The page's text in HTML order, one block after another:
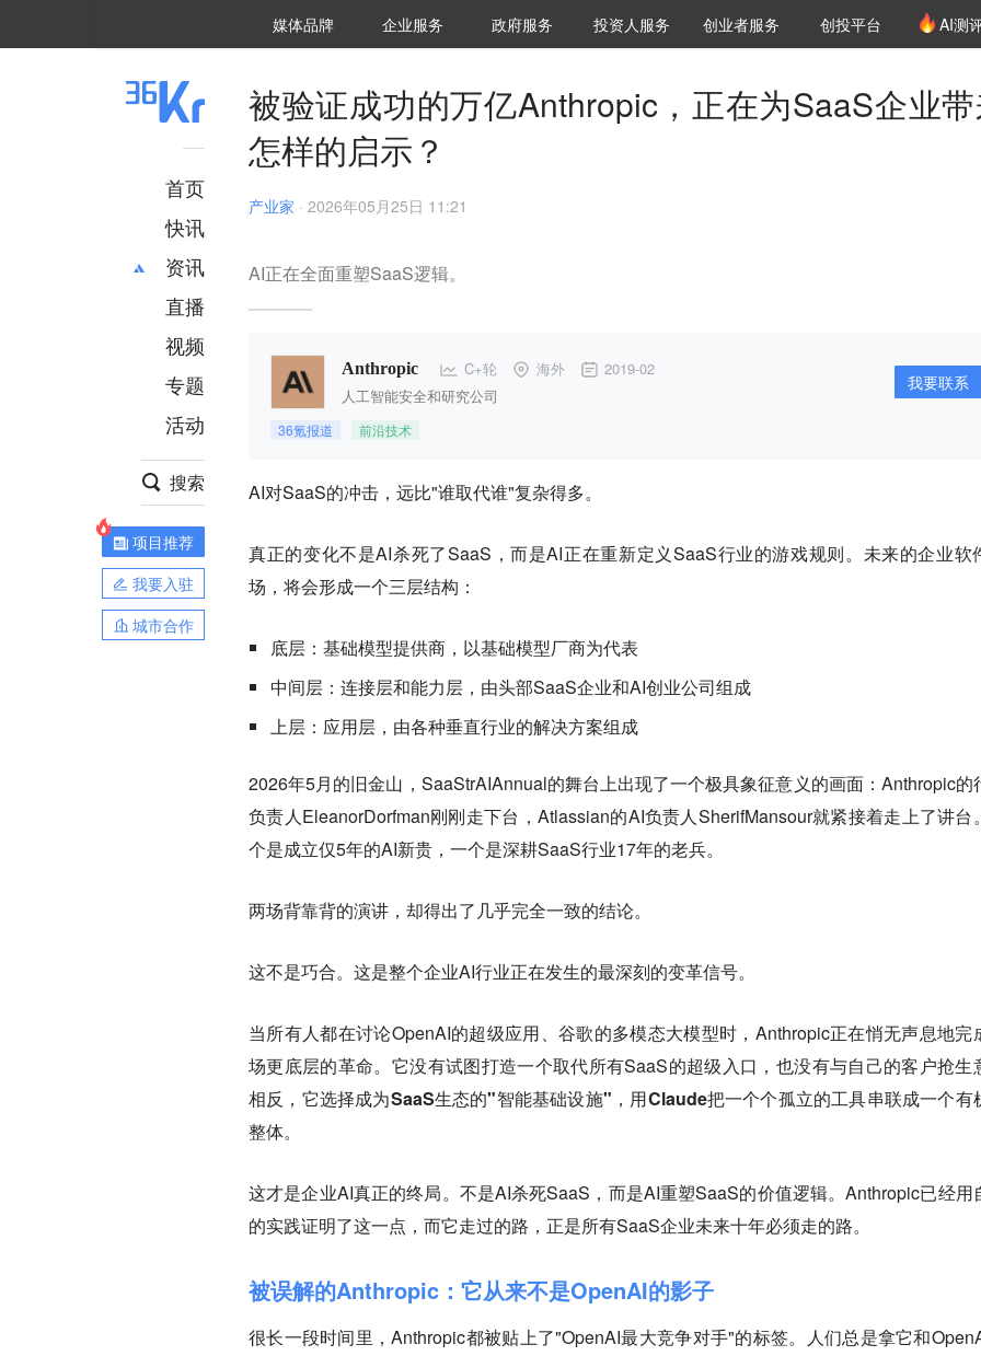
媒体品牌 36Kr研究院
企业服务 城市之窗
政府服务 VClub投资机构库
投资机构职位推介
投资人服务 创投氪堂
创业者服务 创投平台 AI测
首页
快讯
资讯
推荐
财经
项目推荐
安徽
直播
视频
专题
活动
搜索
项目推荐
我要入驻
城市合作
被验证成功的万亿Anthropic，正在为SaaS企业
怎样的启示？
产业家 · 2026年05月25日 11:21
AI正在全面重塑SaaS逻辑。
Anthropic C+轮 海外 2019-02
人工智能安全和研究公司
36氪报道 前沿技术
我要联系
AI对SaaS的冲击，远比"谁取代谁"复杂得多。
真正的变化不是AI杀死了SaaS，而是AI正在重新定义SaaS行业的游戏规则。未来的企业软
场，将会形成一个三层结构：
底层：基础模型提供商，以基础模型厂商为代表
中间层：连接层和能力层，由头部SaaS企业和AI创业公司组成
上层：应用层，由各种垂直行业的解决方案组成
2026年5月的旧金山，SaaStrAIAnnual的舞台上出现了一个极具象征意义的画面：Anthropic的
负责人EleanorDorfman刚刚走下台，Atlassian的AI负责人SherifMansour就紧接着走上了讲台
个是成立仅5年的AI新贵，一个是深耕SaaS行业17年的老兵。
两场背靠背的演讲，却得出了几乎完全一致的结论。
这不是巧合。这是整个企业AI行业正在发生的最深刻的变革信号。
当所有人都在讨论OpenAI的超级应用、谷歌的多模态大模型时，Anthropic正在悄无声息地完
场更底层的革命。它没有试图打造一个取代所有SaaS的超级入口，也没有与自己的客户抢生
相反，它选择成为SaaS生态的"智能基础设施"，用Claude把一个个孤立的工具串联成一个有
整体。
这才是企业AI真正的终局。不是AI杀死SaaS，而是AI重塑SaaS的价值逻辑。Anthropic已经用
的实践证明了这一点，而它走过的路，正是所有SaaS企业未来十年必须走的路。
被误解的Anthropic：它从来不是OpenAI的影子
很长一段时间里，Anthropic都被贴上了"OpenAI最大竞争对手"的标签。人们总是拿它和